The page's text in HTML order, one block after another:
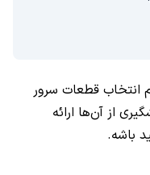
انتخاب قطعات سرور
از آن‌ها ارائه
باشه.